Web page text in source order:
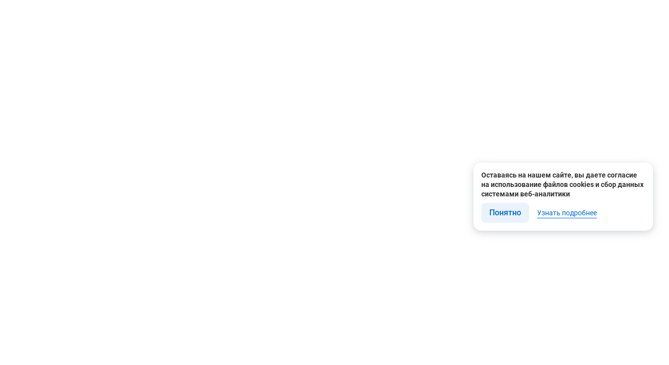
Оставаясь на нашем сайте, вы даете согласие
на использование файлов cookies и сбор данных
системами веб-аналитики
Понятно Узнать подробнее